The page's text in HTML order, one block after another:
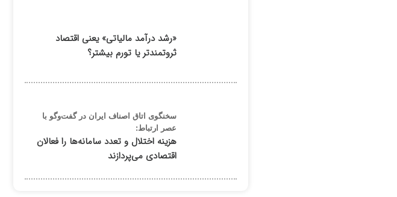
«رشد درآمد مالیاتی» یعنی اقتصاد
ثروتمندتر یا تورم بیشتر؟
سخنگوی اتاق اصناف ایران در گفت‌وگو با
عصر ارتباط:
هزینه اختلال و تعدد سامانه‌ها را فعالان
اقتصادی می‌پردازند